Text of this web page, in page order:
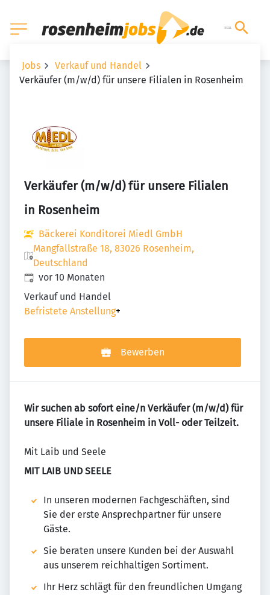
Jobs
Verkauf und Handel
Verkäufer (m/w/d) für unsere Filialen in Rosenheim
Verkäufer (m/w/d) für unsere Filialen
in Rosenheim
Bäckerei Konditorei Miedl GmbH
Mangfallstraße 18, 83026 Rosenheim,
Deutschland
Veröffentlicht:
vor 10 Monaten
Verkauf und Handel
Befristete Anstellung+
Bewerben
Wir suchen ab sofort eine/n Verkäufer (m/w/d) für
unsere Filiale in Rosenheim in Voll- oder Teilzeit.
Mit Laib und Seele
MIT LAIB UND SEELE
In unseren modernen Fachgeschäften, sind
Sie der erste Ansprechpartner für unsere
Gäste.
Sie beraten unsere Kunden bei der Auswahl
aus unserem reichhaltigen Sortiment.
Ihr Herz schlägt für den freundlichen Umgang